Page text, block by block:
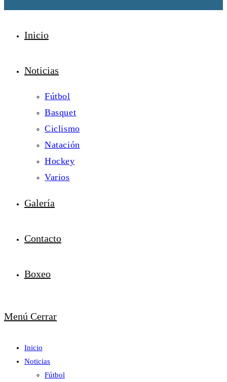
Inicio
Noticias
Fútbol
Basquet
Ciclismo
Natación
Hockey
Varios
Galería
Contacto
Boxeo
Menú Cerrar
Inicio
Noticias
Fútbol